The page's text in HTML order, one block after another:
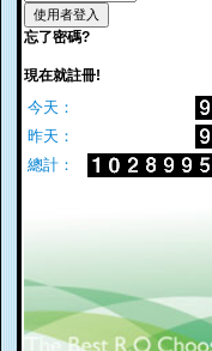
忘了密碼?
現在就註冊!
今天：
昨天：
總計：